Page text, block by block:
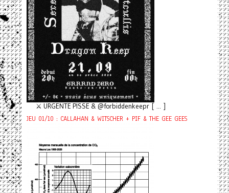
⚔️ URGENTE PISSE & @forbiddenkeepr [ ... ]
JEU 01/10 : CALLAHAN & WITSCHER + PIF & THE GEE GEES